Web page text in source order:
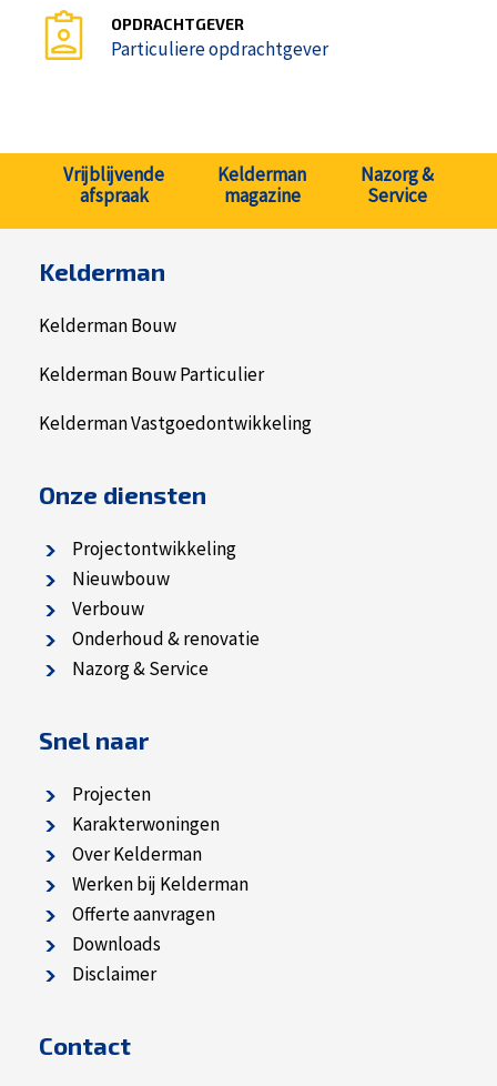
OPDRACHTGEVER
Particuliere opdrachtgever
Vrijblijvende
afspraak
Kelderman
magazine
Nazorg &
Service
Kelderman
Kelderman Bouw
Kelderman Bouw Particulier
Kelderman Vastgoedontwikkeling
Onze diensten
Projectontwikkeling
Nieuwbouw
Verbouw
Onderhoud & renovatie
Nazorg & Service
Snel naar
Projecten
Karakterwoningen
Over Kelderman
Werken bij Kelderman
Offerte aanvragen
Downloads
Disclaimer
Contact